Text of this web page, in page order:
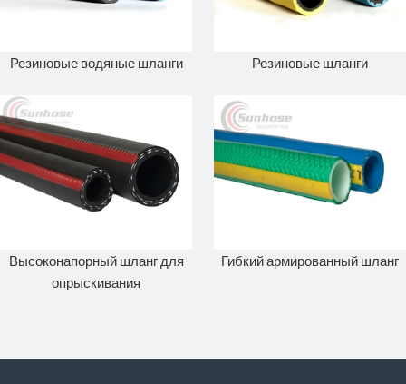
Резиновые водяные шланги Резиновые шланги
Высоконапорный шланг для
опрыскивания
Гибкий армированный шланг